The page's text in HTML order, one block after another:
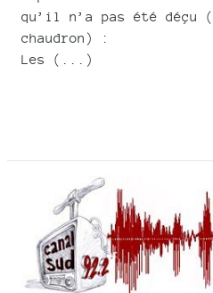
qu’il n’a pas été déçu
chaudron) :
Les (...)